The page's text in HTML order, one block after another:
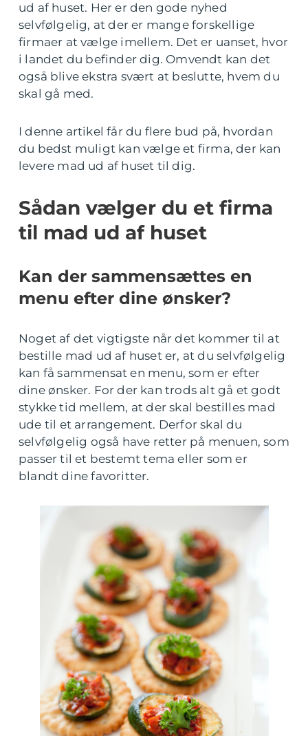
ud af huset. Her er den gode nyhed
selvfølgelig, at der er mange forskellige
firmaer at vælge imellem. Det er uanset, hvor
i landet du befinder dig. Omvendt kan det
også blive ekstra svært at beslutte, hvem du
skal gå med.
I denne artikel får du flere bud på, hvordan
du bedst muligt kan vælge et firma, der kan
levere mad ud af huset til dig.
Sådan vælger du et firma
til mad ud af huset
Kan der sammensættes en
menu efter dine ønsker?
Noget af det vigtigste når det kommer til at
bestille mad ud af huset er, at du selvfølgelig
kan få sammensat en menu, som er efter
dine ønsker. For der kan trods alt gå et godt
stykke tid mellem, at der skal bestilles mad
ude til et arrangement. Derfor skal du
selvfølgelig også have retter på menuen, som
passer til et bestemt tema eller som er
blandt dine favoritter.